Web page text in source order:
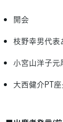
開会
枝野幸男代表
小宮山洋子
大西健介PT